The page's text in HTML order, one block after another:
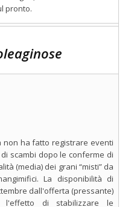
pronto.
non ha fatto registrare eventi
scambi dopo le conferme di
(media) dei grani “misti” da
La disponibilità di
dall'offerta (pressante)
l'effetto di stabilizzare le